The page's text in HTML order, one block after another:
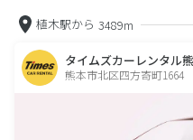
植木駅から 3489m
タイムズカーレンタル
熊本市北区四方寄町1664